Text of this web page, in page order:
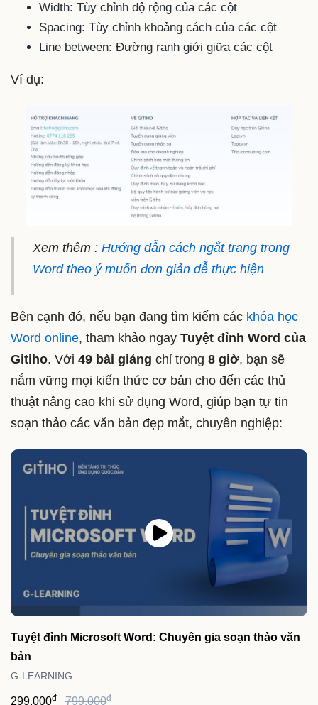
Width: Tùy chỉnh độ rộng của các cột
Spacing: Tùy chỉnh khoảng cách của các cột
Line between: Đường ranh giới giữa các cột
Ví dụ:
Xem thêm : Hướng dẫn cách ngắt trang trong
Word theo ý muốn đơn giản dễ thực hiện
Bên cạnh đó, nếu bạn đang tìm kiếm các khóa học
Word online, tham khảo ngay Tuyệt đỉnh Word của
Gitiho. Với 49 bài giảng chỉ trong 8 giờ, bạn sẽ
nắm vững mọi kiến thức cơ bản cho đến các thủ
thuật nâng cao khi sử dụng Word, giúp bạn tự tin
soạn thảo các văn bản đẹp mắt, chuyên nghiệp:
Tuyệt đỉnh Microsoft Word: Chuyên gia soạn thảo văn
bản
G-LEARNING
299,000đ 799,000đ